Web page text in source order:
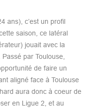
ans), c’est un profil
saison, ce latéral
jouait avec la
par Toulouse,
de faire un
aligné face à Toulouse
aura donc à coeur de
en Ligue 2, et au